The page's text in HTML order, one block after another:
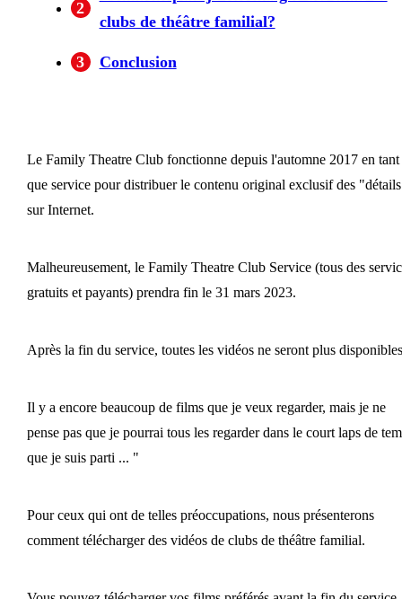
2
clubs de théâtre familial?
3 Conclusion
Le Family Theatre Club fonctionne depuis l'automne 2017 en tant
que service pour distribuer le contenu original exclusif des
sur Internet.
Malheureusement, le Family Theatre Club Service (tous des
gratuits et payants) prendra fin le 31 mars 2023.
Après la fin du service, toutes les vidéos ne seront plus
Il y a encore beaucoup de films que je veux regarder, mais je ne
pense pas que je pourrai tous les regarder dans le court laps de
que je suis parti ... "
Pour ceux qui ont de telles préoccupations, nous présenterons
comment télécharger des vidéos de clubs de théâtre familial.